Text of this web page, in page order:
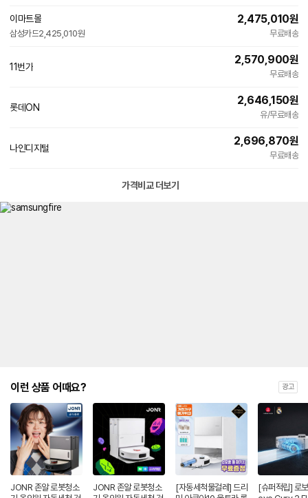
이마트몰
삼성카드2,425,010원
2,475,010원
무료배송
11번가
2,570,900원
무료배송
롯데ON
2,646,150원
유/무료배송
나인디지털
2,696,870원
무료배송
가격비교 더보기
이런 상품 어때요? 광고
JONR 존알 로봇청소
JONR 존알 로봇청소
[자동세척물걸레] 드리
[슈퍼적립] 로